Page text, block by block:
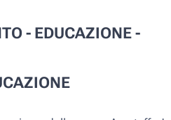
- EDUCAZIONE -